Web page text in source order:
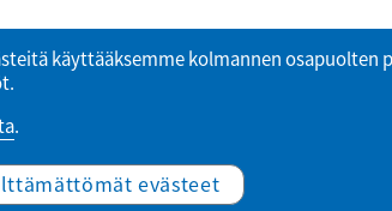
käyttääksemme kolmannen osapuolten
.
evästeet